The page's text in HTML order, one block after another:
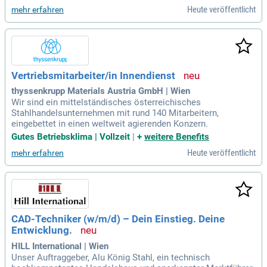
mehr erfahren Heute veröffentlicht
Vertriebsmitarbeiter/in Innendienst
thyssenkrupp Materials Austria GmbH | Wien
Wir sind ein mittelständisches österreichisches
Stahlhandelsunternehmen mit rund 140 Mitarbeitern,
eingebettet in einen weltweit agierenden Konzern.
Gutes Betriebsklima | Vollzeit
+ weitere Benefits
mehr erfahren Heute veröffentlicht
CAD-Techniker (w/m/d) – Dein Einstieg. Deine
Entwicklung.
HILL International | Wien
Unser Auftraggeber, Alu König Stahl, ein technisch